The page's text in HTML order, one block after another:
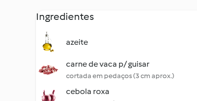
Ingredientes
azeite
carne de vaca p/ guisar
cortada em pedaços (3 cm aprox.)
cebola roxa